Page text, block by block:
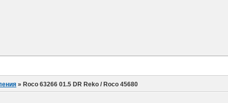
»Roco 63266 01.5 DR Reko / Roco 45680